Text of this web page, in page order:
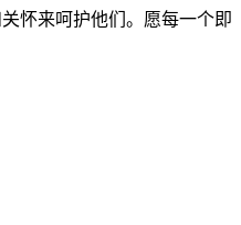
怀来呵护他们。愿每一个即